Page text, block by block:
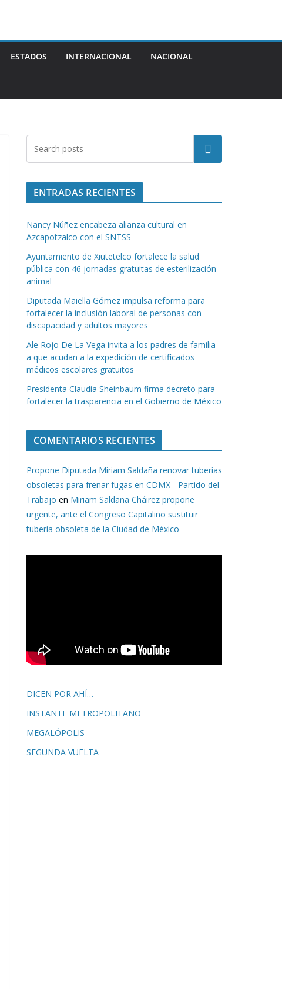
ESTADOS INTERNACIONAL NACIONAL
Buscar
ENTRADAS RECIENTES
Nancy Núñez encabeza alianza cultural en
Azcapotzalco con el SNTSS
Ayuntamiento de Xiutetelco fortalece la salud
pública con 46 jornadas gratuitas de esterilización
animal
Diputada Maiella Gómez impulsa reforma para
fortalecer la inclusión laboral de personas con
discapacidad y adultos mayores
Ale Rojo De La Vega invita a los padres de familia
a que acudan a la expedición de certificados
médicos escolares gratuitos
Presidenta Claudia Sheinbaum firma decreto para
fortalecer la trasparencia en el Gobierno de México
COMENTARIOS RECIENTES
Propone Diputada Miriam Saldaña renovar tuberías
obsoletas para frenar fugas en CDMX - Partido del
Trabajo en Miriam Saldaña Cháirez propone
urgente, ante el Congreso Capitalino sustituir
tubería obsoleta de la Ciudad de México
DICEN POR AHÍ…
INSTANTE METROPOLITANO
MEGALÓPOLIS
SEGUNDA VUELTA